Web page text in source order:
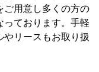
ご用意し多くの方の
っております。手軽
やリースもお取り扱